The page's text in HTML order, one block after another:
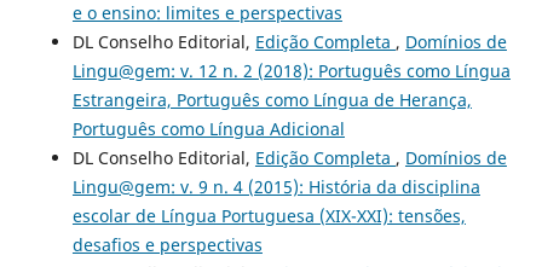
e o ensino: limites e perspectivas
DL Conselho Editorial, Edição Completa , Domínios de
Lingu@gem: v. 12 n. 2 (2018): Português como Língua
Estrangeira, Português como Língua de Herança,
Português como Língua Adicional
DL Conselho Editorial, Edição Completa , Domínios de
Lingu@gem: v. 9 n. 4 (2015): História da disciplina
escolar de Língua Portuguesa (XIX-XXI): tensões,
desafios e perspectivas